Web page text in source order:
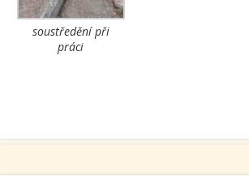
soustředění při
práci